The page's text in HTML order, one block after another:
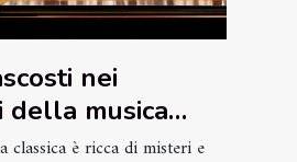
nei
della musica
classica è ricca di misteri e